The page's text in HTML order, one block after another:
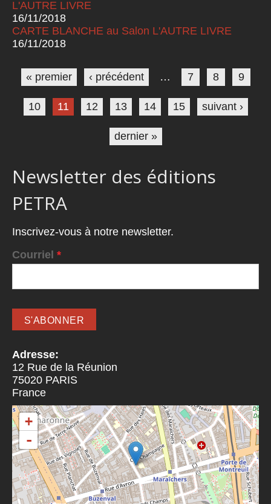
L'AUTRE LIVRE
16/11/2018
CARTE BLANCHE au Salon L'AUTRE LIVRE
16/11/2018
Pages
« premier ‹ précédent … 7 8 9
10 11 12 13 14 15 suivant ›
dernier »
Newsletter des éditions
PETRA
Inscrivez-vous à notre newsletter.
Courriel *
Adresse:
12 Rue de la Réunion
75020 PARIS
France
+
-